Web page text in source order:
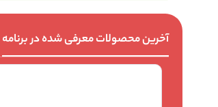
آخرین محصولات معرفی شده در برنامه​